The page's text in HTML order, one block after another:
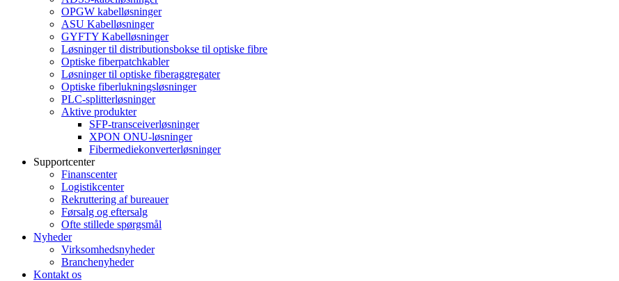
OPGW kabelløsninger
ASU Kabelløsninger
GYFTY Kabelløsninger
Løsninger til distributionsbokse til optiske fibre
Optiske fiberpatchkabler
Løsninger til optiske fiberaggregater
Optiske fiberlukningsløsninger
PLC-splitterløsninger
Aktive produkter
SFP-transceiverløsninger
XPON ONU-løsninger
Fibermediekonverterløsninger
Supportcenter
Finanscenter
Logistikcenter
Rekruttering af bureauer
Førsalg og eftersalg
Ofte stillede spørgsmål
Nyheder
Virksomhedsnyheder
Branchenyheder
Kontakt os